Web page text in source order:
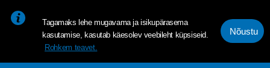
Tagamaks lehe mugavama ja isikupärasema
kasutamise, kasutab käesolev veebileht küpsiseid.
Rohkem teavet.
Nõustu